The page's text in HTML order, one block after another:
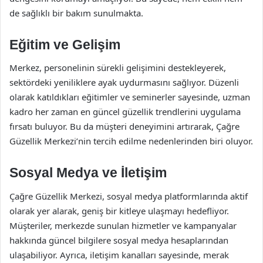
de sağlıklı bir bakım sunulmakta.
Eğitim ve Gelişim
Merkez, personelinin sürekli gelişimini destekleyerek,
sektördeki yeniliklere ayak uydurmasını sağlıyor. Düzenli
olarak katıldıkları eğitimler ve seminerler sayesinde, uzman
kadro her zaman en güncel güzellik trendlerini uygulama
fırsatı buluyor. Bu da müşteri deneyimini artırarak, Çağre
Güzellik Merkezi’nin tercih edilme nedenlerinden biri oluyor.
Sosyal Medya ve İletişim
Çağre Güzellik Merkezi, sosyal medya platformlarında aktif
olarak yer alarak, geniş bir kitleye ulaşmayı hedefliyor.
Müşteriler, merkezde sunulan hizmetler ve kampanyalar
hakkında güncel bilgilere sosyal medya hesaplarından
ulaşabiliyor. Ayrıca, iletişim kanalları sayesinde, merak